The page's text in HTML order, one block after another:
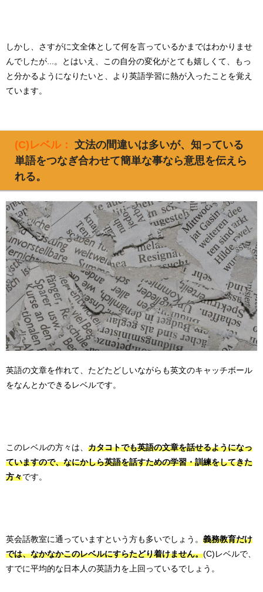
しかし、さすがに文全体として何を言っているかまではわかりませ
んでしたが...。とはいえ、この自分の変化がとても嬉しくて、もっ
と分かるようになりたいと、より英語学習に熱が入ったことを覚え
ています。
(C)レベル：
文法の間違いは多いが、知っている
単語をつなぎ合わせて簡単な事なら意思を伝えら
れる。
英語の文章を作れて、たどたどしいながらも英文のキャッチボール
をなんとかできるレベルです。
このレベルの方々は、 カタコトでも英語の文章を話せるようになっ
ていますので、なにかしら英語を話すための学習・訓練をしてきた
方々です。
英会話教室に通っていますという方も多いでしょう。 義務教育だけ
では、なかなかこのレベルにすらたどり着けません。(C)レベルで、
すでに平均的な日本人の英語力を上回っているでしょう。